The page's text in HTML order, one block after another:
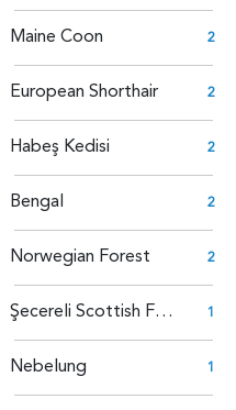
Maine Coon 2
European Shorthair 2
Habeş Kedisi 2
Bengal 2
Norwegian Forest 2
Şecereli Scottish Fold 1
Nebelung 1